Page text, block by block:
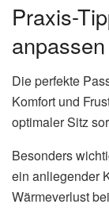
Praxis-
Die perfekte
Komfort und
optimaler Sitz
Besonders
ein anliegender
Wärmeverlust